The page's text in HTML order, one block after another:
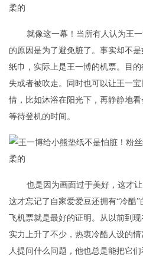
就像这一幕！当所有人认为王
的原因是为了避免脏了。事实却不
纸巾，实际上是王一博的机票。目
失或者被吹走。同时也可以让王一
情，比如沐浴在阳光下，再静静地
等待登机的时间。
也是因为画面过于美好，这才
这才忘记了自家爱爱豆还拥有“冷酷
飞机票就是最好的证明。从以前到
实力上升了不少，热衷冷酷人设的
人提问什么问题，他也总是能把它